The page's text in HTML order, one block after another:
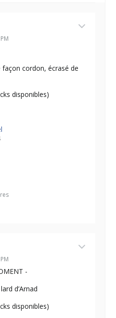
cordon, écrasé de
disponibles)
-
d’Arnad
disponibles)